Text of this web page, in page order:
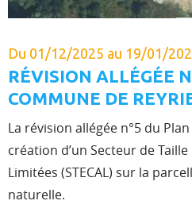
Du 01/12/2025 au 19/01/
RÉVISION ALLÉGÉE
COMMUNE DE
La révision allégée n°5 du
création d’un Secteur de Taille
Limitées (STECAL) sur la
naturelle.